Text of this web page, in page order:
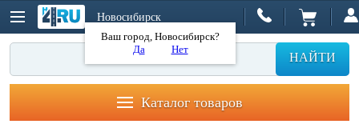
Новосибирск
Ваш город, Новосибирск?
Да
Нет
НАЙТИ
Каталог товаров